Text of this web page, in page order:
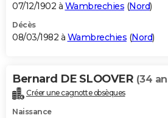
07/12/1902 à Wambrechies (Nord)
Décès
08/03/1982 à Wambrechies (Nord)
Bernard DE SLOOVER (34
Créer une cagnotte obsèques
Naissance